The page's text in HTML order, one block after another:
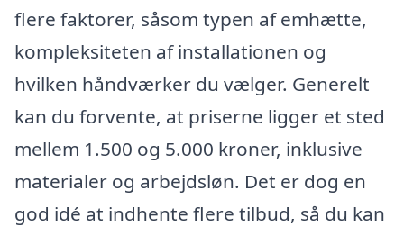
flere faktorer, såsom typen af emhætte,
kompleksiteten af installationen og
hvilken håndværker du vælger. Generelt
kan du forvente, at priserne ligger et sted
mellem 1.500 og 5.000 kroner, inklusive
materialer og arbejdsløn. Det er dog en
god idé at indhente flere tilbud, så du kan